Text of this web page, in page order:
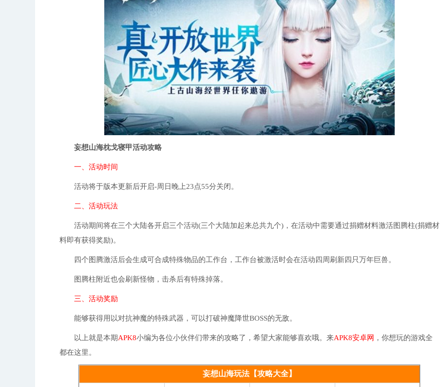
垠的无缝地图与动态天气系统相互配合，打造出沉浸式的真实探索氛围。 2、融合建造、生存、对
抗等多重玩法，并且支持多种武器切换战斗。 3、优化移动端专属战斗机制，带来快节奏的攻防对
战体验。 4、开放世界的家园系统，使玩家能够自由打造专属于自己的栖息地。 妄想山海优势 1、
热血澎湃的修真征程随时开启，每一场战斗都将带来别样的视觉冲击； 2、辽阔无边的仙域大陆正
等待着探索，将带来前所未有的对决快感； 3、挑战副本能够快速获取资源材料，帮助角色快速成
长与升级； 4、万人同屏激战场面宏大，令人热血澎湃； 5、在仙侠天地间自由探索，解锁更多隐
藏角色，玩法内容丰富多样； 6、东方古风场景设计精美绝伦，处处彰显着浓郁的中国传统美学韵
味。 妄想山海玩家评论 这个山海世界辽阔得仿佛没有尽头，要想踏遍每一寸土地都得耗费大量时
间。初入这片天地，当务之急是寻得一处安全的栖身之所。这里处处暗藏危机，稍有疏忽便可能陷
入险境，唯有做好万全准备，才能在这个世界站稳脚跟。只有先确保生存，才有机会逐步提升自身
实力，最终成长为真正的强者。
妄想山海枕戈寝甲活动攻略
一、活动时间
活动将于版本更新后开启-周日晚上23点55分关闭。
二、活动玩法
活动期间将在三个大陆各开启三个活动(三个大陆加起来总共九个)，在活动中需要通过捐赠材料激活图腾柱(捐赠材
料即有获得奖励)。
四个图腾激活后会生成可合成特殊物品的工作台，工作台被激活时会在活动四周刷新四只万年巨兽。
图腾柱附近也会刷新怪物，击杀后有特殊掉落。
三、活动奖励
能够获得用以对抗神魔的特殊武器，可以打破神魔降世BOSS的无敌。
以上就是本期APK8小编为各位小伙伴们带来的攻略了，希望大家能够喜欢哦。来APK8安卓网 ，你想玩的游戏全
都在这里。
妄想山海玩法【攻略大全】